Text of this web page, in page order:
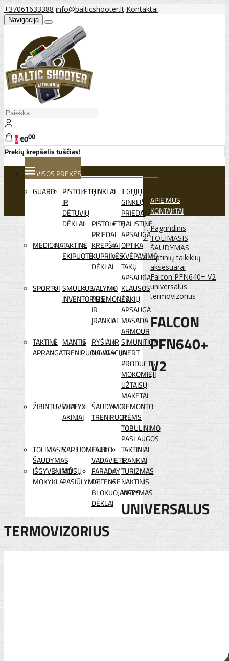
+37061633388 info@balticshooter.lt Kontaktai
Navigacija
0€000
Prekių krepšelis tuščias!
VISOS PREKĖS
GUARD
PISTOLETŲ
IR
DĖTUVIŲ
DĖKLAI
GINKLAI ILGŲJŲ
GINKLŲ
PRIEDAI
PISTOLETŲ
PRIEDAI
BALISTINĖ
APSAUGA
MEDICINATAKTINĖ
EKIPUOTĖ
KREPŠIAI
KUPRINĖS
DĖKLAI
OPTIKA
KVĖPAVIMO
TAKŲ
APSAUGA
SPORTUI SMULKUS
INVENTORIUS
VALYMO
PRIEMONĖS
IR
ĮRANKIAI
KLAUSOS
/ AKIŲ
APSAUGA
MASADA
ARMOUR
TAKTINĖ
APRANGA
MANTIS
TRENIRUOKLIAI
RYŠIAI IR
NAVIGACIJA
SIMUNITION
INERT
PRODUCTS
MOKOMIEJI
UŽTAISŲ
MAKETAI
ŽIBINTUVĖLIAI
WILEYX
AKINIAI
ŠAUDYMO
TRENIRUOTĖMS
REMONTO
IR
TOBULINIMO
PASLAUGOS
TOLIMASIS
ŠAUDYMAS
KARIUOMENEI
LAUKO
VADAVIETĖ
TAKTINIAI
ĮRANKIAI
IŠGYVENIMO
MOKYKLA
MŪSŲ
PASIŪLYMAI
FARADAY
DEFENSE
BLOKUOJANTYS
DĖKLAI
TURIZMAS
NAKTINIS
MATYMAS
APIE MUS
KONTAKTAI
Pagrindinis
TOLIMASIS
ŠAUDYMAS
Optinių taikiklių
aksesuarai
Falcon PFN640+ V2
universalus
termovizorius
FALCON
PFN640+
V2
UNIVERSALUS
TERMOVIZORIUS